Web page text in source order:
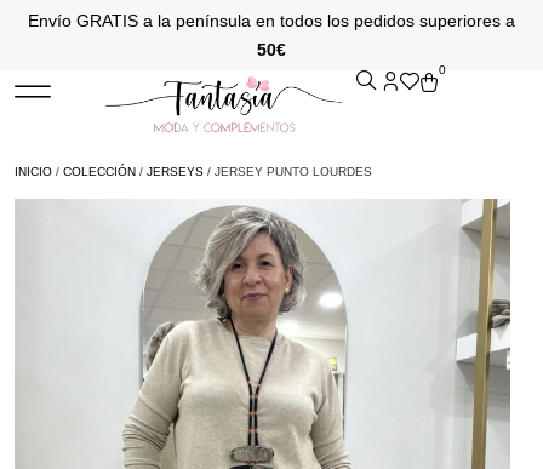
Envío GRATIS a la península en todos los pedidos superiores a
50€
0
INICIO / COLECCIÓN / JERSEYS / JERSEY PUNTO LOURDES